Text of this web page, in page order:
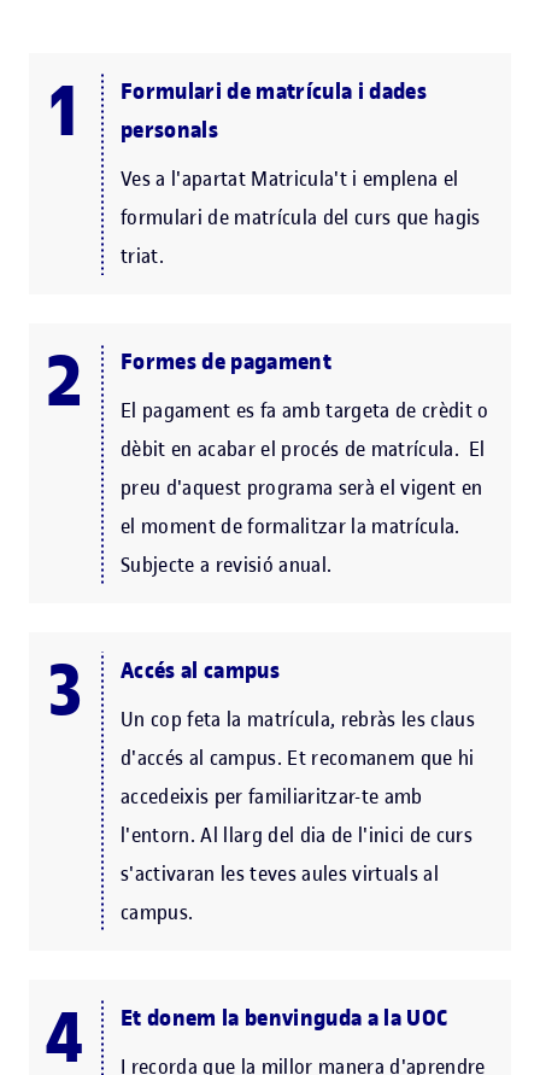
Formulari de matrícula i dades
personals
Ves a l'apartat Matricula't i emplena el
formulari de matrícula del curs que hagis
triat.
Formes de pagament
El pagament es fa amb targeta de crèdit o
dèbit en acabar el procés de matrícula. El
preu d'aquest programa serà el vigent en
el moment de formalitzar la matrícula.
Subjecte a revisió anual.
Accés al campus
Un cop feta la matrícula, rebràs les claus
d'accés al campus. Et recomanem que hi
accedeixis per familiaritzar-te amb
l'entorn. Al llarg del dia de l'inici de curs
s'activaran les teves aules virtuals al
campus.
Et donem la benvinguda a la UOC
I recorda que la millor manera d'aprendre